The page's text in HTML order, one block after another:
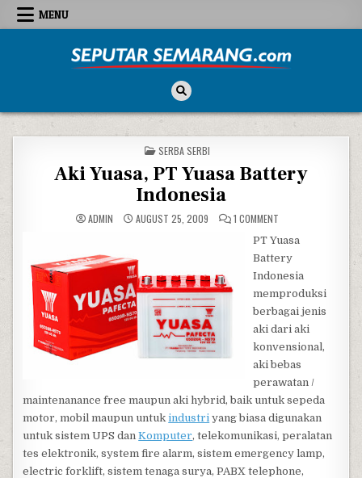
Skip to content
MENU
POSTED IN
SERBA SERBI
Aki Yuasa, PT Yuasa Battery
Indonesia
ADMIN AUGUST 25, 2009 1 COMMENTON AKI YUASA, PT
PT Yuasa
Battery
Indonesia
memproduksi
berbagai jenis
aki dari aki
konvensional,
aki bebas
perawatan /
maintenanance free maupun aki hybrid, baik untuk sepeda
motor, mobil maupun untukindustri yang biasa digunakan
untuk sistem UPS danKomputer, telekomunikasi, peralatan
tes elektronik, system fire alarm, sistem emergency lamp,
electric forklift, sistem tenaga surya, PABX telephone,